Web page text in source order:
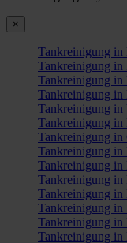
×
Tankreinigung in
Tankreinigung in
Tankreinigung in
Tankreinigung in
Tankreinigung in
Tankreinigung in
Tankreinigung in
Tankreinigung in
Tankreinigung in
Tankreinigung in
Tankreinigung in
Tankreinigung in
Tankreinigung in
Tankreinigung